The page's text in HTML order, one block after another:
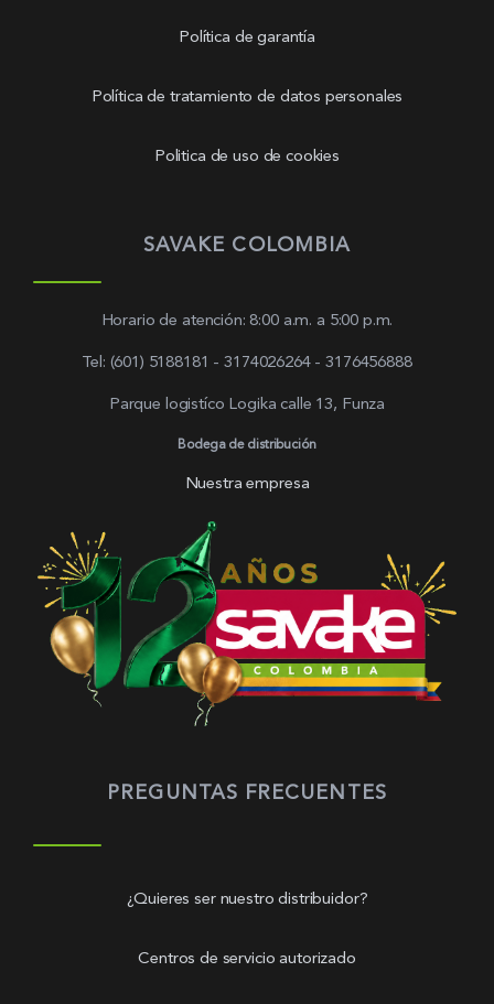
Política de garantía
Política de tratamiento de datos personales
Politica de uso de cookies
SAVAKE COLOMBIA
Horario de atención: 8:00 a.m. a 5:00 p.m.
Tel: (601) 5188181 - 3174026264 - 3176456888
Parque logistíco Logika calle 13, Funza
Bodega de distribución
Nuestra empresa
PREGUNTAS FRECUENTES
¿Quieres ser nuestro distribuidor?
Centros de servicio autorizado